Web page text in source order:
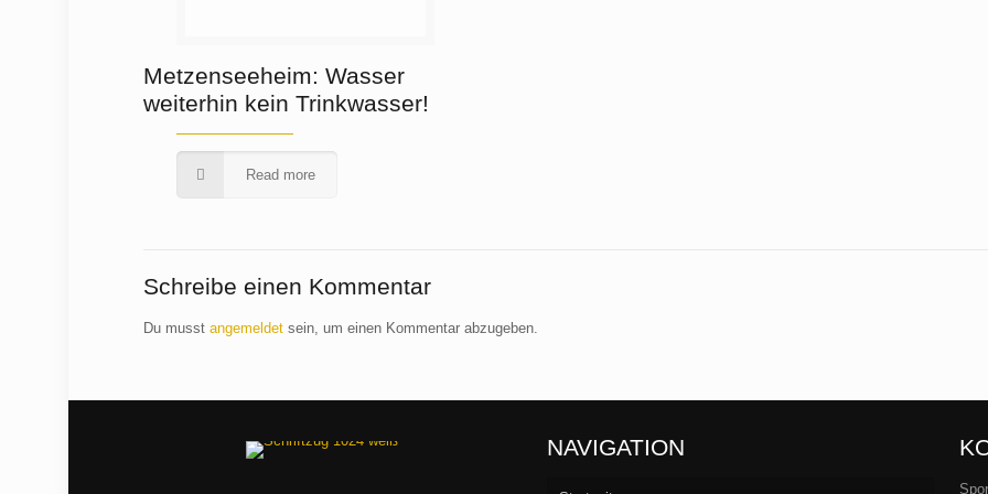
Metzenseeheim: Wasser
weiterhin kein Trinkwasser!
Read more
Schreibe einen Kommentar
Du musstangemeldet sein, um einen Kommentar abzugeben.
NAVIGATION